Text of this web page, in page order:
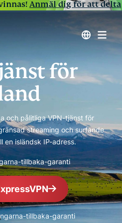
Anmäl dig för att delta
för
och pålitliga VPN-tjänst för
streaming och surfande
en isländsk IP-adress.
tillbaka-garanti
tillbaka-garanti